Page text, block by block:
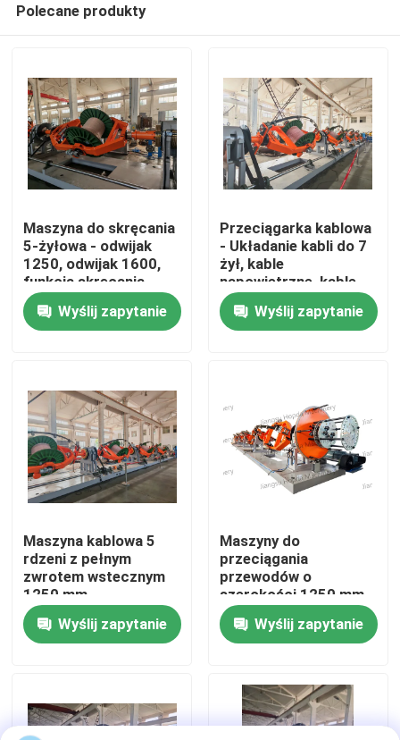
Do domu
Produkty
Filmy
O nas
Wycieczka po fabryce
Kontrola jakości
Skontaktuj się z nami
Nowości
Poproś o wycenę
Polecane produkty
Maszyna do skręcania
5-żyłowa - odwijak
1250, odwijak 1600,
funkcja skręcania
wstecznego
Wyślij zapytanie
Przeciągarka kablowa
- Układanie kabli do 7
żył, kable
napowietrzne, kable
sterownicze, kable
zasilająceWyślij zapytanie
Maszyna kablowa 5
rdzeni z pełnym
zwrotem wstecznym
1250 mm
Wyślij zapytanie
Maszyny do
przeciągania
przewodów o
szerokości 1250 mm
do przewodu do 7
rdzennych, z lub bez
odwrotu
Wyślij zapytanie